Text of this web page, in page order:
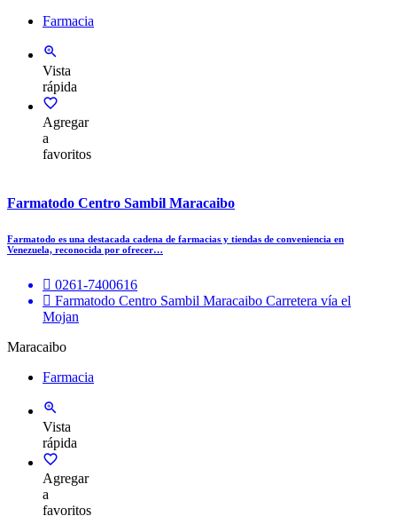
Farmacia
Vista
rápida
Agregar
a
favoritos
Farmatodo Centro Sambil Maracaibo
Farmatodo es una destacada cadena de farmacias y tiendas de conveniencia en
Venezuela, reconocida por ofrecer…
0261-7400616
Farmatodo Centro Sambil Maracaibo Carretera vía el
Mojan
Maracaibo
Farmacia
Vista
rápida
Agregar
a
favoritos